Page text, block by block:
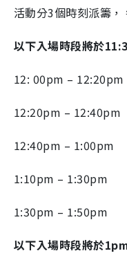
活動分3個時刻派籌，
以下入場時段將於
12: 00pm – 12:20pm
12:20pm – 12:40pm
12:40pm – 1:00pm
1:10pm – 1:30pm
1:30pm – 1:50pm
以下入場時段將於